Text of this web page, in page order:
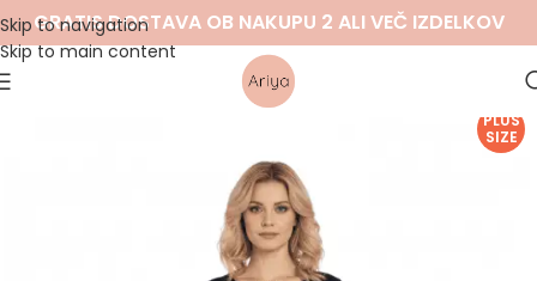
Skip to navigation
Skip to main content
GRATIS DOSTAVA OB NAKUPU 2 ALI VEČ IZDELKOV
PLUS
SIZE